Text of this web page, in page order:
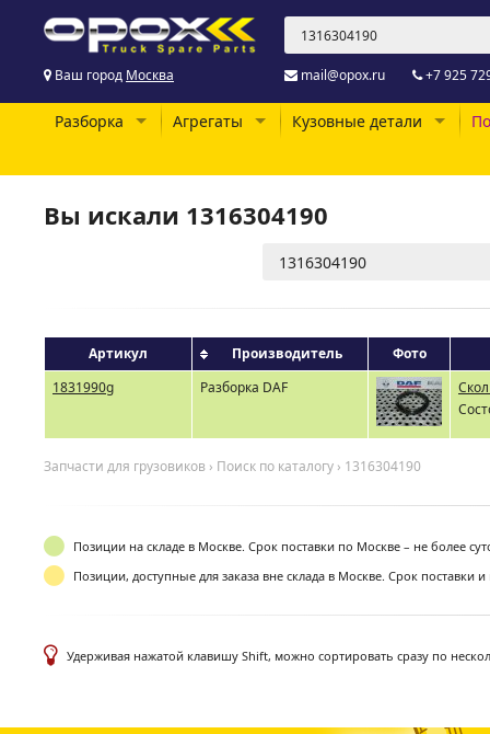
Ваш город Москва mail@opox.ru +7 925
Разборка Агрегаты Кузовные детали
Вы искали 1316304190
Артикул Производитель
Фото
1831990g
Разборка DAF
Запчасти для грузовиков › Поиск по каталогу › 1316304190
Позиции на складе в Москве. Срок поставки по Москве – не более
Позиции, доступные для заказа вне склада в Москве. Срок поставки
Удерживая нажатой клавишу Shift, можно сортировать сразу по